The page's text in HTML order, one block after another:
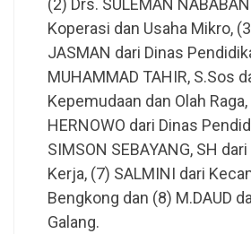
Koperasi dan Usaha Mikro,
JASMAN dari Dinas
MUHAMMAD TAHIR, S.Sos
Kepemudaan dan Olah
HERNOWO dari Dinas
SIMSON SEBAYANG, SH
Kerja, (7) SALMINI dari
Bengkong dan (8) M.DAUD
Galang.